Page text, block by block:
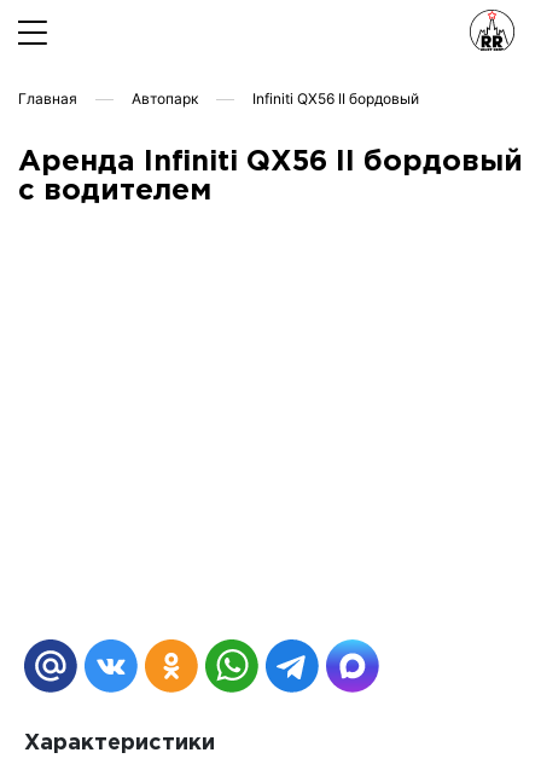
Главная Автопарк Infiniti QX56 II бордовый
Аренда Infiniti QX56 II бордовый
с водителем
Характеристики